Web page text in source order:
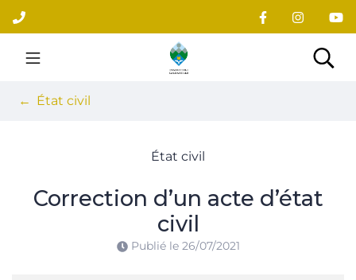
Aller
au
contenu
Site officiel du village
État civil
État civil
Correction d’un acte d’état
civil
Publié le 26/07/2021